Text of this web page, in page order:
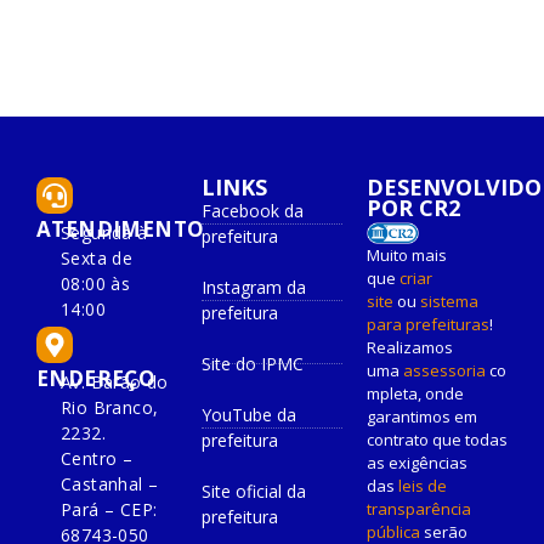
ATENDIMENTO
Segunda à
Sexta de
08:00 às
14:00
ENDEREÇO
Av. Barão do
Rio Branco,
2232.
Centro –
Castanhal –
Pará – CEP:
68743-050
LINKS
Facebook da
prefeitura
Instagram da
prefeitura
Site do IPMC
YouTube da
prefeitura
Site oficial da
prefeitura
DESENVOLVIDO
POR CR2
Muito mais
que criar
site ou sistema
para prefeituras!
Realizamos
uma assessoria co
mpleta, onde
garantimos em
contrato que todas
as exigências
das leis de
transparência
pública serão